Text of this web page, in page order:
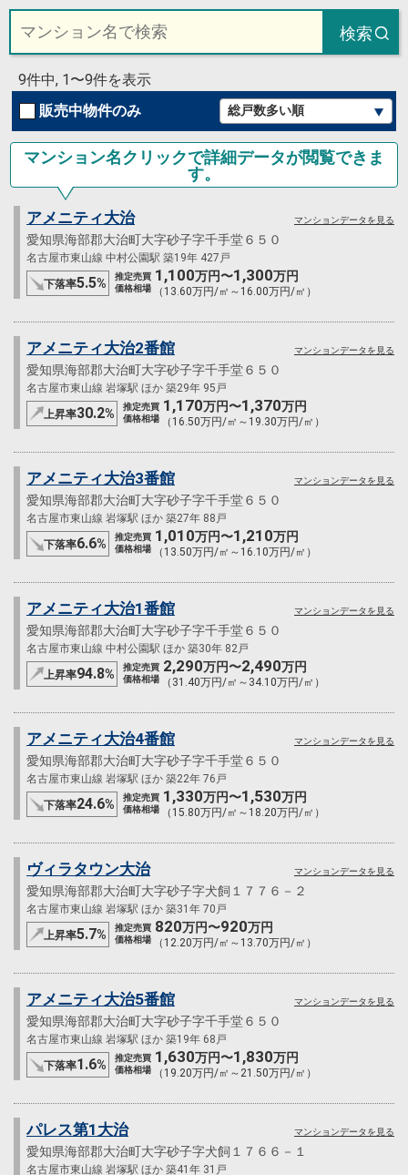
検索
9件中, 1〜9件を表示
販売中物件のみ
マンション名クリックで詳細データが閲覧できま
す。
アメニティ大治
愛知県海部郡大治町大字砂子字千手堂６５０
名古屋市東山線 中村公園駅 築19年 427戸
下落率5.5%
推定売買
価格相場
1,100万円〜1,300万円
（13.60万円/㎡～16.00万円/㎡）
マンションデータを見る
アメニティ大治2番館
愛知県海部郡大治町大字砂子字千手堂６５０
名古屋市東山線 岩塚駅 ほか 築29年 95戸
上昇率30.2%
推定売買
価格相場
1,170万円〜1,370万円
（16.50万円/㎡～19.30万円/㎡）
マンションデータを見る
アメニティ大治3番館
愛知県海部郡大治町大字砂子字千手堂６５０
名古屋市東山線 岩塚駅 ほか 築27年 88戸
下落率6.6%
推定売買
価格相場
1,010万円〜1,210万円
（13.50万円/㎡～16.10万円/㎡）
マンションデータを見る
アメニティ大治1番館
愛知県海部郡大治町大字砂子字千手堂６５０
名古屋市東山線 中村公園駅 ほか 築30年 82戸
上昇率94.8%
推定売買
価格相場
2,290万円〜2,490万円
（31.40万円/㎡～34.10万円/㎡）
マンションデータを見る
アメニティ大治4番館
愛知県海部郡大治町大字砂子字千手堂６５０
名古屋市東山線 岩塚駅 ほか 築22年 76戸
下落率24.6%
推定売買
価格相場
1,330万円〜1,530万円
（15.80万円/㎡～18.20万円/㎡）
マンションデータを見る
ヴィラタウン大治
愛知県海部郡大治町大字砂子字犬飼１７７６－２
名古屋市東山線 岩塚駅 ほか 築31年 70戸
上昇率5.7%
推定売買
価格相場
820万円〜920万円
（12.20万円/㎡～13.70万円/㎡）
マンションデータを見る
アメニティ大治5番館
愛知県海部郡大治町大字砂子字千手堂６５０
名古屋市東山線 岩塚駅 ほか 築19年 68戸
下落率1.6%
推定売買
価格相場
1,630万円〜1,830万円
（19.20万円/㎡～21.50万円/㎡）
マンションデータを見る
パレス第1大治
愛知県海部郡大治町大字砂子字犬飼１７６６－１
名古屋市東山線 岩塚駅 ほか 築41年 31戸
マンションデータを見る